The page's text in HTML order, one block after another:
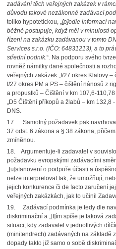
zadávání těch veřejných zakázek v
důvodu takové nezákonné zadávací
toliko hypotetickou, „[p]odle informací
běžně postupuje, když měl v minulosti
řízení na zakázku zadávanou v tomto
Services s.r.o. (IČO: 64831213), a to
střední podnik.“. Na podporu svého
rovněž námitky dané společnosti a
veřejných zakázek „I/27 okres Klatovy –
I/27 okres PM a PS – čištění nánosů z
a propustků – Čištění v km 107,6-
„D5 Čištění příkopů a žlabů – km 132,8
DNS.
17. Samotný požadavek pak
37 odst. 6 zákona a § 38 zákona,
zmíněnou.
18. Argumentuje-li zadavatel v
požadavku evropskými zadávacími
„[u]stanovení o podpoře účasti a
nelze interpretovat tak, že umožňují,
jejich konkurence či de facto zaručení
veřejných zakázkách, jak to učinil
19. Zadávací podmínka je tedy dle
diskriminační a „[t]ím spíše je taková
situaci, kdy zadavatel v jednotlivých
(minitendrech) zadávaných na základě
dopady takto již samo o sobě